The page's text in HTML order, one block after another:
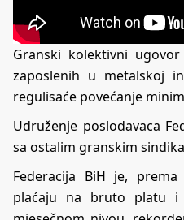
Granski kolektivni
zaposlenih u metalskoj
regulisaće povećanje
Udruženje poslodavaca
sa ostalim granskim
Federacija BiH je,
plaćaju na bruto platu